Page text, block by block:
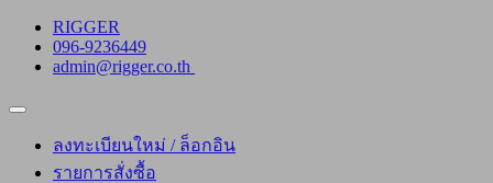
Skip
content
RIGGER
096-9236449
admin@rigger.co.th
Topbar
ลงทะเบียนใหม่ / ล็อกอิน
รายการสั่งซื้อ